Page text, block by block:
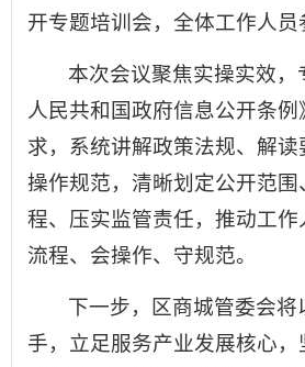
开专题培训会，全体工作人员
本次会议聚焦实操实效，
人民共和国政府信息公开条
求，系统讲解政策法规、解读
操作规范，清晰划定公开范围
程、压实监管责任，推动工作
流程、会操作、守规范。
下一步，区商城管委会将
手，立足服务产业发展核心